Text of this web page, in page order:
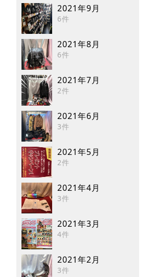
2021年9月
6件
2021年8月
6件
2021年7月
2件
2021年6月
3件
2021年5月
2件
2021年4月
3件
2021年3月
4件
2021年2月
3件